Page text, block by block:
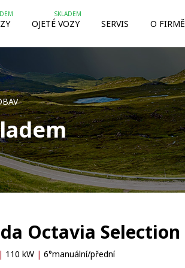
OJETÉ VOZY SERVIS O FIRMĚ
Octavia Selection
| 110 kW | 6°manuální/přední